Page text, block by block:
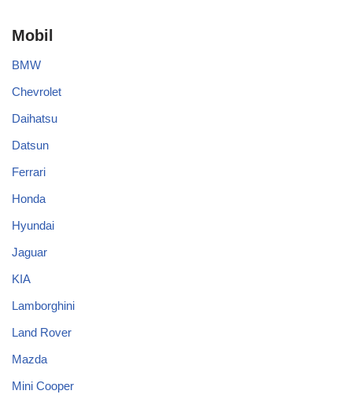
Mobil
BMW
Chevrolet
Daihatsu
Datsun
Ferrari
Honda
Hyundai
Jaguar
KIA
Lamborghini
Land Rover
Mazda
Mini Cooper